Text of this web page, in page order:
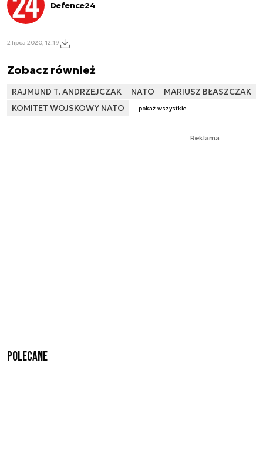
Defence24
2 lipca 2020, 12:19
Zobacz również
RAJMUND T. ANDRZEJCZAK NATO
MARIUSZ BŁASZCZAK
KOMITET WOJSKOWY NATO
pokaż wszystkie
Reklama
Polecane